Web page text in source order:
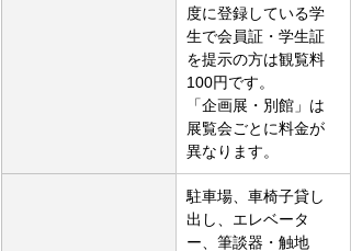
度に登録している学
生で会員証・学生証
を提示の方は観覧料
100円です。
「企画展・別館」は
展覧会ごとに料金が
異なります。
駐車場、車椅子貸し
出し、エレベータ
ー、筆談器・触地